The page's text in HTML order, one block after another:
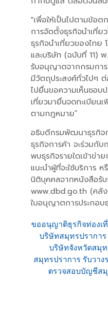
"เพื่อให้เป็นไปตามข้
การจัดตั้งธุรกิจนำเที่ย
ธุรกิจนำเที่ยวของไทย
และบริษัท (ฉบับที่ 11)
รับอนุญาตจากกรมกา
มีวัตถุประสงค์ทั่วไปๆ
ไปยื่นขอความเห็นชอบ
เที่ยวมายื่นจดทะเบียน
ตามกฎหมาย”
อธิบดีกรมพัฒนาธุรกิจ
ธุรกิจการค้า จะร่วมกับ
พบธุรกิจรายใดเข้าข่า
แนะนำผู้ที่จะใช้บริการ
นิติบุคคลจากหนังสือรั
www.dbd.go.th (คลั
ใบอนุญาตการประกอ
ขออนุญาติธุรกิจท่องเ
บริษัทสมุทรปราการ
บริษัทจังหวัดสมุ
สมุทรปราการ รับวา
ตรวจสอบบัญชีสมุ